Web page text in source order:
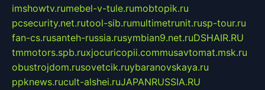
imshowtv.rumebel-v-tule.rumobtopik.ru
pcsecurity.net.rutool-sib.rumultimetrunit.rusp-tour.ru
fan-cs.rusanteh-russia.rusymbian9.net.ruDSHAIR.RU
tmmotors.spb.ruxjocuricopii.commusavtomat.msk.ru
obustrojdom.rusovetcik.ruybaranovskaya.ru
ppknews.rucult-alshei.ruJAPANRUSSIA.RU